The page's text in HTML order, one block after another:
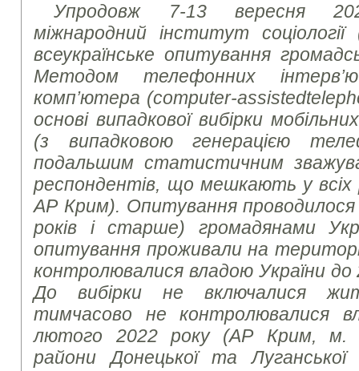
Упродовж 7-13 вересня
міжнародний інститут
всеукраїнське опитування
Методом телефонних
комп’ютера (computer-assisted
основі випадкової вибірки
(з випадковою генерацією
подальшим статистичним
респондентів, що мешкають у всіх
АР Крим). Опитування проводилося
років і старше) громадянами
опитування проживали на
контролювалися владою України
До вибірки не включалися
тимчасово не контролювалися
лютого 2022 року (АР Крим, м.
райони Донецької та